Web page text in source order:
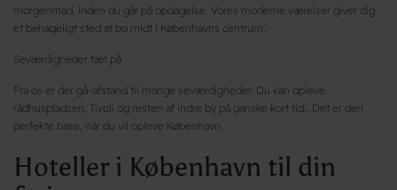
morgenmad, inden du går på opdagelse. Vores moderne værelser giver dig
et behageligt sted at bo midt i Københavns centrum.
Seværdigheder tæt på
Fra os er der gå-afstand til mange seværdigheder. Du kan opleve
rådhuspladsen, Tivoli og resten af indre by på ganske kort tid.. Det er den
perfekte base, når du vil opleve København.
Hoteller i København til din